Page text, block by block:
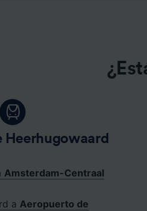
Heerhugowaard
Amsterdam-Centraal
a Aeropuerto de